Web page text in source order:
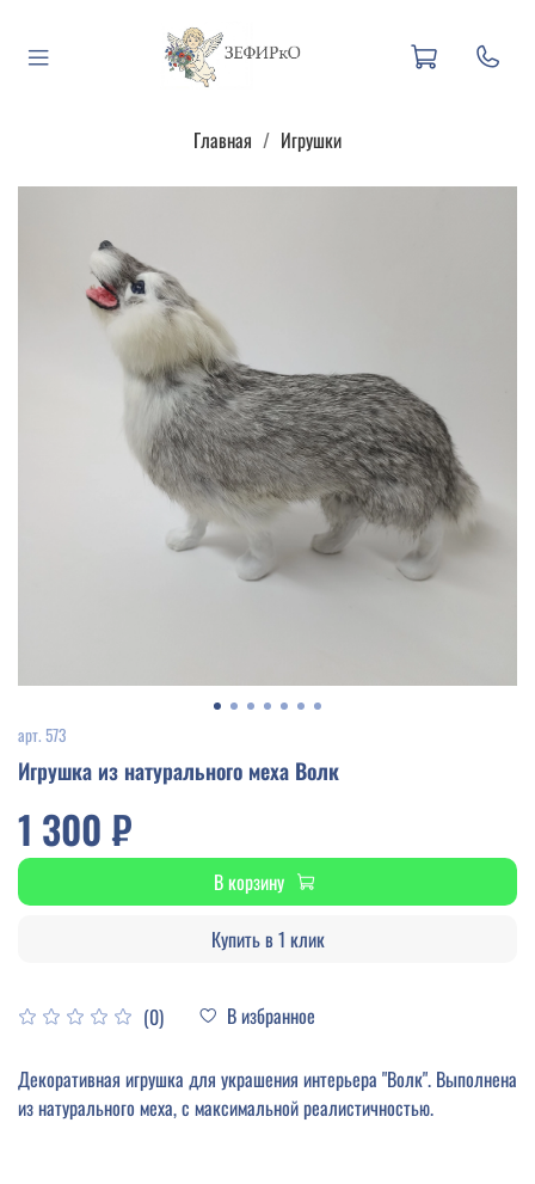
Главная Игрушки
арт. 573
Игрушка из натурального меха Волк
(0) В избранное
1 300 ₽
В корзину
Купить в 1 клик
Декоративная игрушка для украшения интерьера "Волк". Выполнена
из натурального меха, с максимальной реалистичностью.